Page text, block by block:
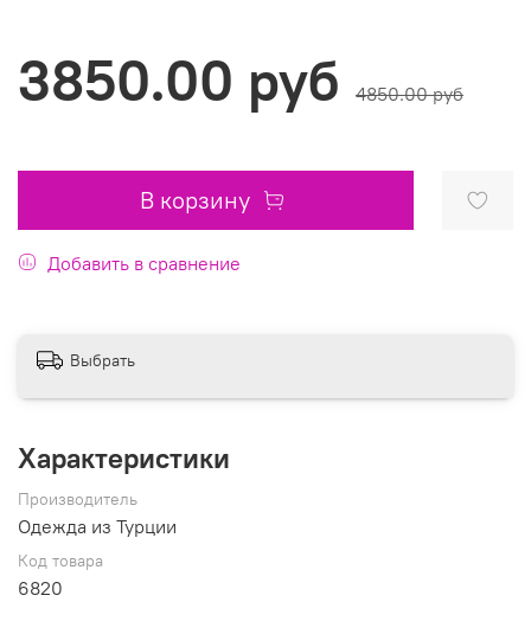
3850.00 руб 4850.00 руб
В корзину
Добавить в сравнение
Выбрать
Характеристики
Производитель
Одежда из Турции
Код товара
6820